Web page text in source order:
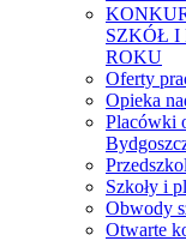
SZKÓŁ I
ROKU
Oferty
Opieka
Placówki
Szkoły i
Obwody
Otwarte